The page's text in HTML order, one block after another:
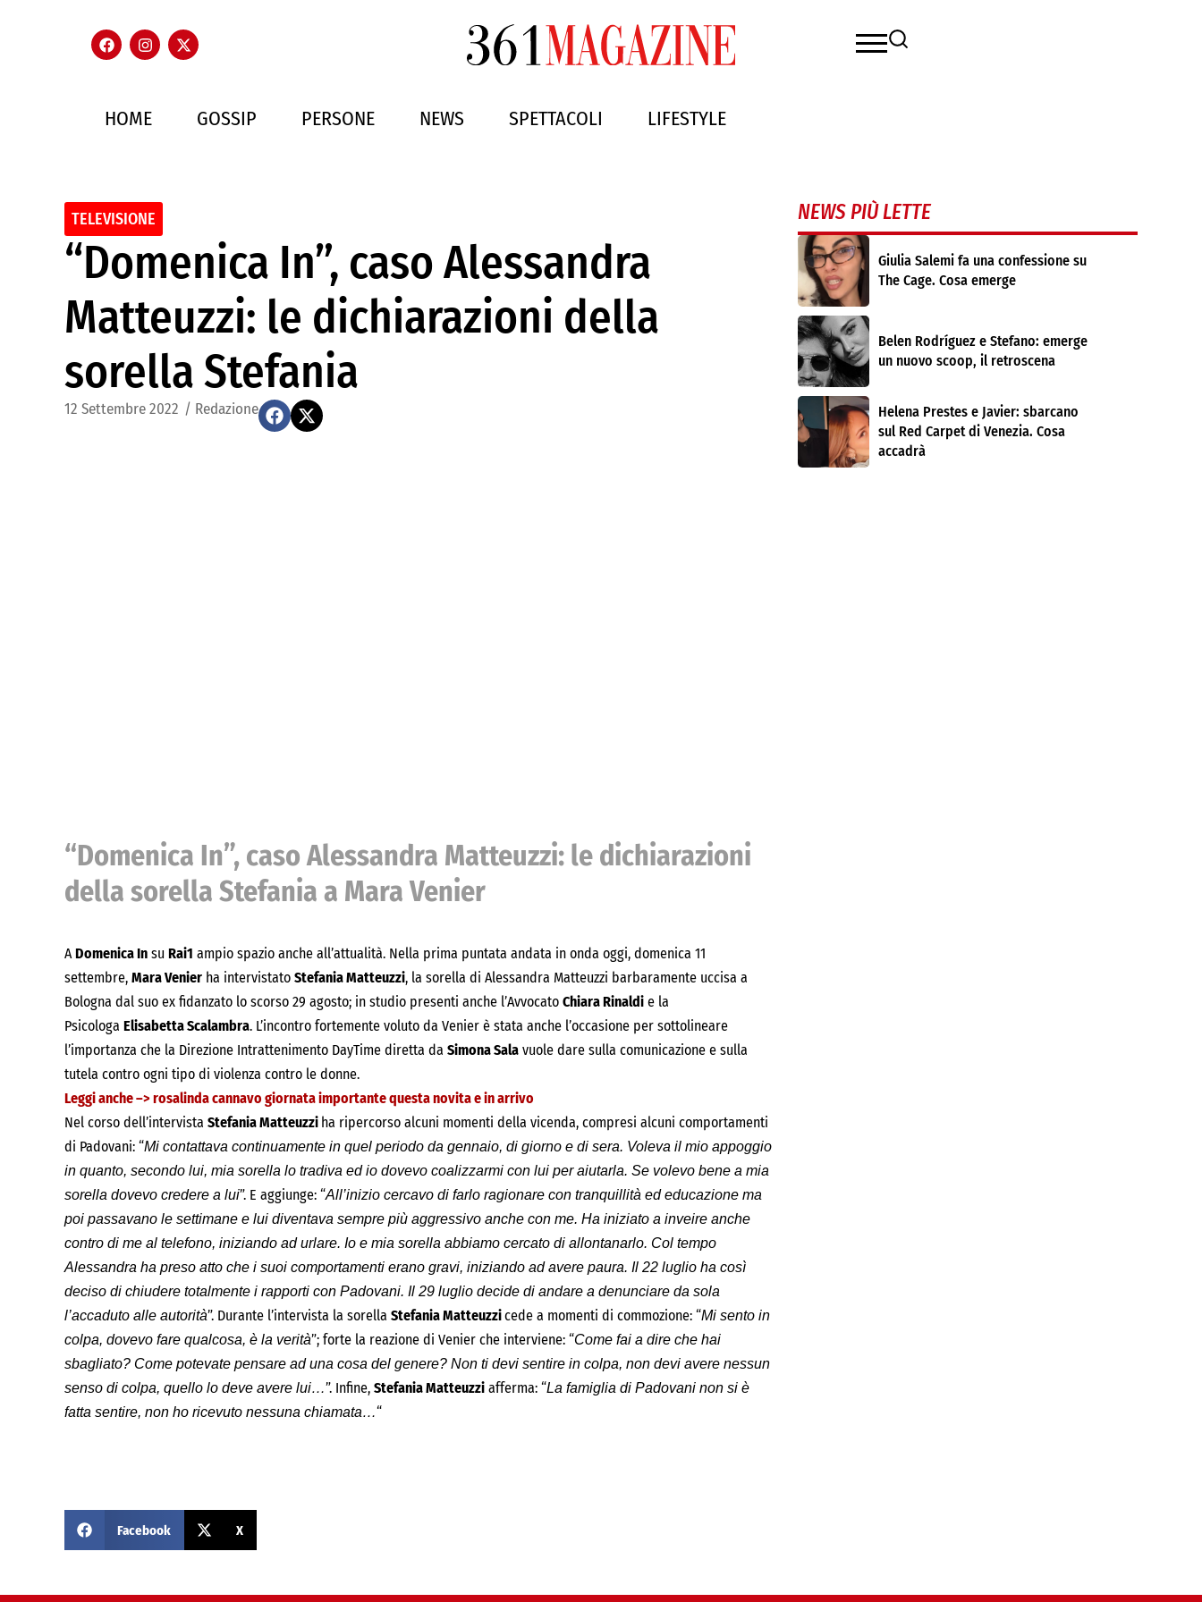
HOME GOSSIP PERSONE NEWS SPETTACOLI LIFESTYLE
TELEVISIONE
“Domenica In”, caso Alessandra
Matteuzzi: le dichiarazioni della
sorella Stefania
12 Settembre 2022 / Redazione
“Domenica In”, caso Alessandra Matteuzzi: le dichiarazioni
della sorella Stefania a Mara Venier
ADomenica In su Rai1 ampio spazio anche all’attualità. Nella prima puntata andata in onda oggi, domenica 11
settembre, Mara Venier ha intervistato Stefania Matteuzzi, la sorella di Alessandra Matteuzzi barbaramente uccisa a
Bologna dal suo ex fidanzato lo scorso 29 agosto; in studio presenti anche l’Avvocato Chiara Rinaldi e la
Psicologa Elisabetta Scalambra. L’incontro fortemente voluto da Venier è stata anche l’occasione per sottolineare
l’importanza che la Direzione Intrattenimento DayTime diretta da Simona Sala vuole dare sulla comunicazione e sulla
tutela contro ogni tipo di violenza contro le donne.
Leggi anche –>rosalinda cannavo giornata importante questa novita e in arrivo
Nel corso dell’intervista Stefania Matteuzzi ha ripercorso alcuni momenti della vicenda, compresi alcuni comportamenti
di Padovani: “Mi contattava continuamente in quel periodo da gennaio, di giorno e di sera. Voleva il mio appoggio
in quanto, secondo lui, mia sorella lo tradiva ed io dovevo coalizzarmi con lui per aiutarla. Se volevo bene a mia
sorella dovevo credere a lui”. E aggiunge: “All’inizio cercavo di farlo ragionare con tranquillità ed educazione ma
poi passavano le settimane e lui diventava sempre più aggressivo anche con me. Ha iniziato a inveire anche
contro di me al telefono, iniziando ad urlare. Io e mia sorella abbiamo cercato di allontanarlo. Col tempo
Alessandra ha preso atto che i suoi comportamenti erano gravi, iniziando ad avere paura. Il 22 luglio ha così
deciso di chiudere totalmente i rapporti con Padovani. Il 29 luglio decide di andare a denunciare da sola
l’accaduto alle autorità”. Durante l’intervista la sorella Stefania Matteuzzicede a momenti di commozione: “Mi sento in
colpa, dovevo fare qualcosa, è la verità”; forte la reazione di Venier che interviene: “Come fai a dire che hai
sbagliato? Come potevate pensare ad una cosa del genere? Non ti devi sentire in colpa, non devi avere nessun
senso di colpa, quello lo deve avere lui…”. Infine, Stefania Matteuzzi afferma: “La famiglia di Padovani non si è
fatta sentire, non ho ricevuto nessuna chiamata…“
Facebook X
NEWS PIÙ LETTE
Giulia Salemi fa una confessione su
The Cage. Cosa emerge
Belen Rodríguez e Stefano: emerge
un nuovo scoop, il retroscena
Helena Prestes e Javier: sbarcano
sul Red Carpet di Venezia. Cosa
accadrà